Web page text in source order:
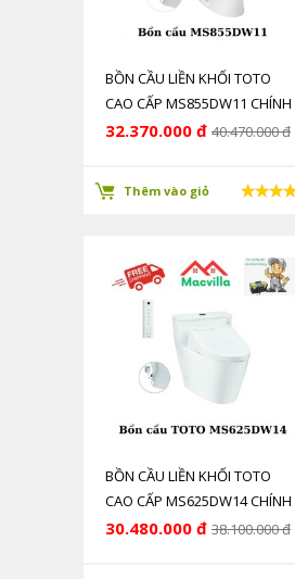
BỒN CẦU LIỀN KHỐI TOTO
CAO CẤP MS855DW11 CHÍNH
HÃNG GIÁ RẺ
32.370.000 đ 40.470.000 đ
Thêm vào giỏ
BỒN CẦU LIỀN KHỐI TOTO
CAO CẤP MS625DW14 CHÍNH
HÃNG GIÁ RẺ
30.480.000 đ 38.100.000 đ